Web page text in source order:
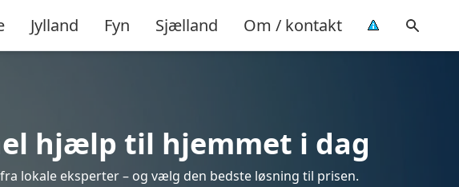
Jylland Fyn Sjælland Om / kontakt
hjælp til hjemmet i dag
lokale eksperter – og vælg den bedste løsning til prisen.